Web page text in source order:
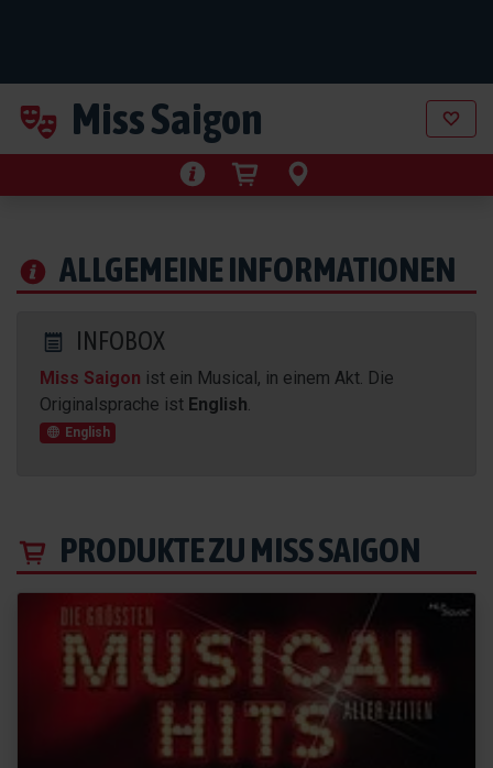
Miss Saigon
ALLGEMEINE INFORMATIONEN
INFOBOX
Miss Saigon ist ein Musical, in einem Akt. Die
Originalsprache ist English.
English
PRODUKTE ZU MISS SAIGON